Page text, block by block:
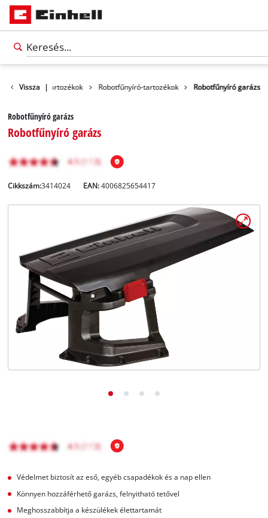
Magyar
HUMagyar
English
Vissza |
gépek és tartozékok Robotfűnyíró-tartozékok Robotfűnyíró garázs
Robotfűnyíró garázs
Robotfűnyíró garázs
Cikkszám:3414024 EAN:4006825654417
Védelmet biztosít az eső, egyéb csapadékok és a nap ellen
Könnyen hozzáférhető garázs, felnyitható tetővel
Meghosszabbítja a készülékek élettartamát